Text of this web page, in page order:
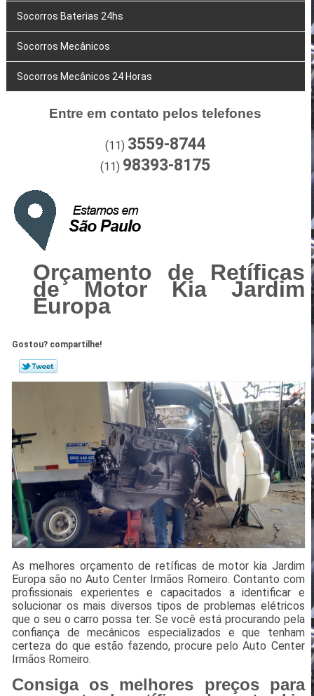
Socorros Baterias 24hs
Socorros Mecânicos
Socorros Mecânicos 24 Horas
Entre em contato pelos telefones
(11) 3559-8744
(11) 98393-8175
Orçamento de Retíficas
de Motor Kia Jardim
Europa
Gostou? compartilhe!
As melhores orçamento de retíficas de motor kia Jardim
Europa são no Auto Center Irmãos Romeiro. Contanto com
profissionais experientes e capacitados a identificar e
solucionar os mais diversos tipos de problemas elétricos
que o seu o carro possa ter. Se você está procurando pela
confiança de mecânicos especializados e que tenham
certeza do que estão fazendo, procure pelo Auto Center
Irmãos Romeiro.
Consiga os melhores preços para